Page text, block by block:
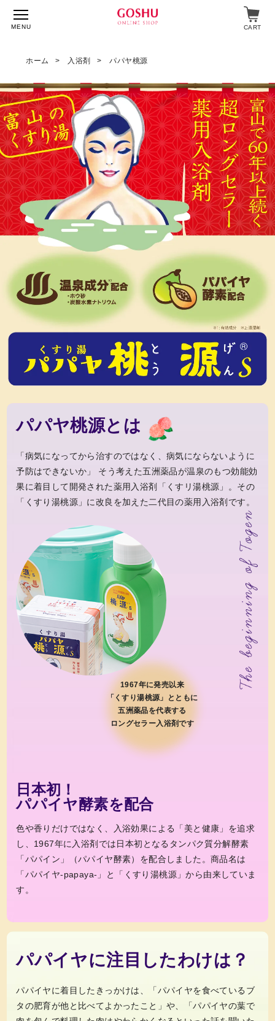
特集
入浴剤
飲料・食品
スキンケア
マイページ ログイン
ショップガイド よくあるご質問
ギフト対応について メルマガ登録
お問い合わせ
コーポレートサイト
MENU CART
ホーム 入浴剤 パパヤ桃源
パパヤ桃源とは
「病気になってから治すのではなく、病気にならないように
予防はできないか」 そう考えた五洲薬品が温泉のもつ効能効
果に着目して開発された薬用入浴剤「くすリ湯桃源」。その
「くすり湯桃源」に改良を加えた二代目の薬用入浴剤です。
1967年に発売以来
「くすり湯桃源」とともに
五洲薬品を代表する
ロングセラー入浴剤です
日本初！
パパイヤ酵素を配合
色や香りだけではなく、入浴効果による「美と健康」を追求
し、1967年に入浴剤では日本初となるタンパク質分解酵素
「パパイン」（パパイヤ酵素）を配合しました。商品名は
「パパイヤ-papaya-」と「くすり湯桃源」から由来していま
す。
パパイヤに注目したわけは？
パパイヤに着目したきっかけは、「パパイヤを食べているブ
タの肥育が他と比べてよかったこと」や、「パパイヤの葉で